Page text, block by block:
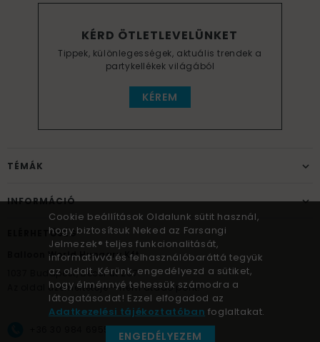
KÉRD ÖTLETLEVELÜNKET
Tippek, különlegességek, aktuális trendek a
partykellékek világából
KÉREM
TÉMÁK
INFORMÁCIÓ
ELÉRHETŐSÉG
Balloon World Hungary Kft.
Budapest, Bécsi út 267.
Az oldal üzemeltetője – nem átadó pont!
+36 30 984 6955
Cookie beállítások Oldalunk sütit használ,
hogy biztosítsuk Neked az Farsangi
Jelmezek® teljes funkcionalitását,
informatívvá és felhasználóbaráttá tegyük
az oldalt. Kérünk, engedélyezd a sütiket,
hogy élménnyé tehessük számodra a
látogatásodat! Ezzel elfogadod az
Adatkezelési tájékoztatóban foglaltakat.
ENGEDÉLYEZEM